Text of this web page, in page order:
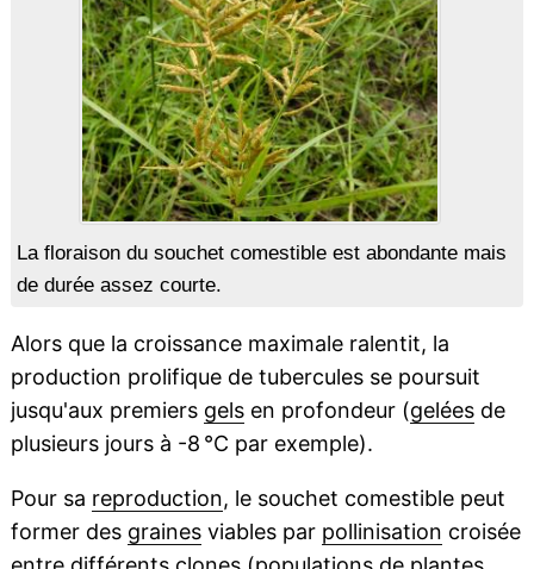
La floraison du souchet comestible est abondante mais
de durée assez courte.
Alors que la croissance maximale ralentit, la
production prolifique de tubercules se poursuit
jusqu'aux premiers gelsen profondeur (geléesde
plusieurs jours à -8 °C par exemple).
Pour sa reproduction, le souchet comestible peut
former des grainesviables par pollinisation croisée